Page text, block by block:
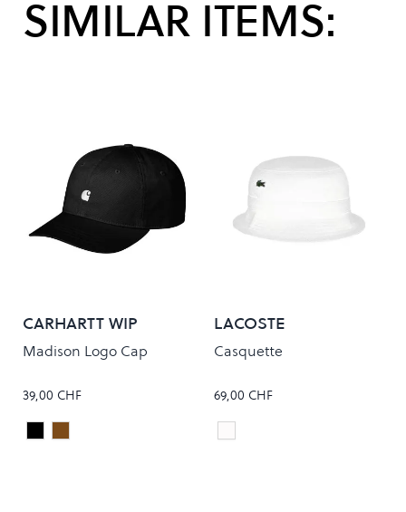
SIMILAR ITEMS:
CARHARTT WIP
Madison Logo Cap
39,00 CHF
Colour
Black/White
PALISANDER/WAX
LACOSTE
Casquette
69,00 CHF
Colour
Blanc